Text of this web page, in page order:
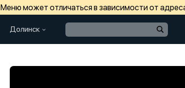
Меню может отличаться в зависимости от
Долинск